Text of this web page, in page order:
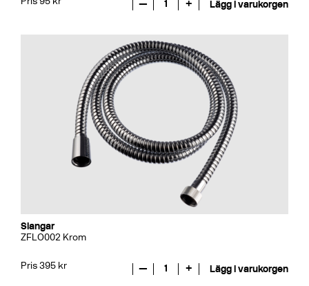
— 1 + Lägg i varukorgen
Slangar
ZFLO002 Krom
Pris 395 kr — 1 + Lägg i varukorgen